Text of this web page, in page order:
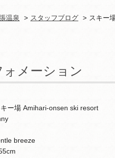
温泉 スタッフブログ スキー
メーション
ー場 Amihari-onsen ski resort
breeze